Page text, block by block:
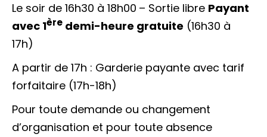
Le soir de 16h30 à 18h00 – Sortie libre Payant
avec 1ère demi-heure gratuite (16h30 à
17h)
A partir de 17h : Garderie payante avec tarif
forfaitaire (17h-18h)
Pour toute demande ou changement
d’organisation et pour toute absence